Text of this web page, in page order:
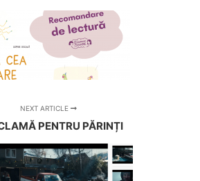
NEXT ARTICLE
PENTRU PĂRINȚI